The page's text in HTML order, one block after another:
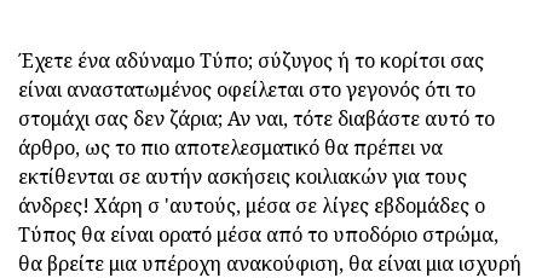
Έχετε ένα αδύναμο Τύπο; σύζυγος ή το κορίτσι σας
είναι αναστατωμένος οφείλεται στο γεγονός ότι το
στομάχι σας δεν ζάρια; Αν ναι, τότε διαβάστε αυτό το
άρθρο, ως το πιο αποτελεσματικό θα πρέπει να
εκτίθενται σε αυτήν ασκήσεις κοιλιακών για τους
άνδρες! Χάρη σ 'αυτούς, μέσα σε λίγες εβδομάδες ο
Τύπος θα είναι ορατό μέσα από το υποδόριο στρώμα,
θα βρείτε μια υπέροχη ανακούφιση, θα είναι μια ισχυρή